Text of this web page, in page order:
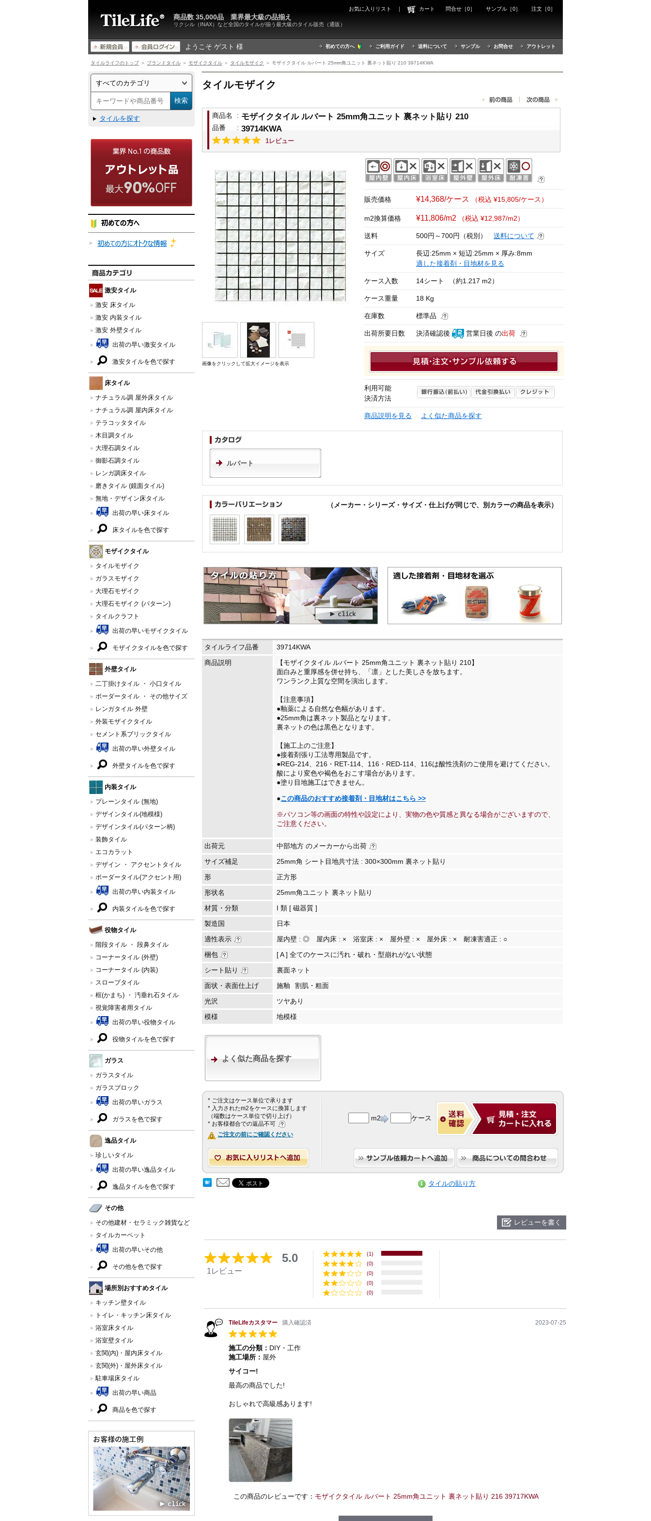
リクシル（INAX）など全国のタイルが揃う最大級のタイル販売（通販）
商品数 35,000品 業界最大級の品揃え
ようこそ ゲスト 様 初めての方へ ご利用ガイド 送料について サンプル お問合せ アウトレット
お気に入りリスト ｜ カート 問合せ［0］ サンプル［0］ 注文［0］
タイルライフのトップ＞ ブランドタイル ＞ モザイクタイル ＞ タイルモザイク ＞ モザイクタイル ルバート 25mm角ユニット 裏ネット貼り 210 39714KWA
タイルを探す
激安タイル
激安 床タイル
激安 内装タイル
激安 外壁タイル
出荷の早い激安タイル
激安タイルを色で探す
床タイル
ナチュラル調 屋外床タイル
ナチュラル調 屋内床タイル
テラコッタタイル
木目調タイル
大理石調タイル
御影石調タイル
レンガ調床タイル
磨きタイル (鏡面タイル)
無地・デザイン床タイル
出荷の早い床タイル
床タイルを色で探す
モザイクタイル
タイルモザイク
ガラスモザイク
大理石モザイク
大理石モザイク (パターン)
タイルクラフト
出荷の早いモザイクタイル
モザイクタイルを色で探す
外壁タイル
二丁掛けタイル ・ 小口タイル
ボーダータイル ・ その他サイズ
レンガタイル 外壁
外装モザイクタイル
セメント系ブリックタイル
出荷の早い外壁タイル
外壁タイルを色で探す
内装タイル
プレーンタイル (無地)
デザインタイル(地模様)
デザインタイル(パターン柄)
装飾タイル
エコカラット
デザイン ・ アクセントタイル
ボーダータイル(アクセント用)
出荷の早い内装タイル
内装タイルを色で探す
役物タイル
階段タイル ・ 段鼻タイル
コーナータイル (外壁)
コーナータイル (内装)
スロープタイル
框(かまち) ・ 汚垂れ石タイル
視覚障害者用タイル
出荷の早い役物タイル
役物タイルを色で探す
ガラス
ガラスタイル
ガラスブロック
出荷の早いガラス
ガラスを色で探す
逸品タイル
珍しいタイル
出荷の早い逸品タイル
逸品タイルを色で探す
その他
その他建材・セラミック雑貨など
タイルカーペット
出荷の早いその他
その他を色で探す
場所別おすすめタイル
キッチン壁タイル
トイレ・キッチン床タイル
浴室床タイル
浴室壁タイル
玄関(内)・屋内床タイル
玄関(外)・屋外床タイル
駐車場床タイル
出荷の早い商品
商品を色で探す
タイルモザイク
商品名 : モザイクタイル ルバート 25mm角ユニット 裏ネット貼り 210
品番 : 39714KWA
1レビュー
画像をクリックして拡大イメージを表示
販売価格 ¥14,368/ケース （税込 ¥15,805/ケース）
m2換算価格 ¥11,806/m2 （税込 ¥12,987/m2）
送料 500円～700円（税別） 送料について
サイズ
長辺:25mm × 短辺:25mm × 厚み:8mm
適した接着剤・目地材を見る
ケース入数 14シート （約1.217 m2）
ケース重量 18 Kg
在庫数 標準品
出荷所要日数 決済確認後 営業日後 の出荷
利用可能
決済方法
商品説明を見る よく似た商品を探す
ルバート
（メーカー・シリーズ・サイズ・仕上げが同じで、別カラーの商品を表示）
タイルライフ品番
39714KWA
商品説明
【モザイクタイル ルバート 25mm角ユニット 裏ネット貼り 210】
面白みと重厚感を併せ持ち、「凛」とした美しさを放ちます。
ワンランク上質な空間を演出します。
【注意事項】
●釉薬による自然な色幅があります。
●25mm角は裏ネット製品となります。
裏ネットの色は黒色となります。
【施工上のご注意】
●接着剤張り工法専用製品です。
●REG-214、216・RET-114、116・RED-114、116は酸性洗剤のご使用を避けてください。
酸により変色や褐色をおこす場合があります。
●塗り目地施工はできません。
●この商品のおすすめ接着剤・目地材はこちら >>
※パソコン等の画面の特性や設定により、実物の色や質感と異なる場合がございますので、
ご注意ください。
出荷元
中部地方 のメーカーから出荷
サイズ補足
25mm角 シート目地共寸法 : 300×300mm 裏ネット貼り
形
正方形
形状名
25mm角ユニット 裏ネット貼り
材質・分類
I 類 [ 磁器質 ]
製造国
日本
適性表示
屋内壁 : ◎ 屋内床 : × 浴室床 : × 屋外壁 : × 屋外床 : × 耐凍害適正 : ○
梱包
[ A ] 全てのケースに汚れ・破れ・型崩れがない状態
シート貼り
裏面ネット
面状・表面仕上げ
施釉
割肌・粗面
光沢
ツヤあり
模様
地模様
よく似た商品を探す
* ご注文はケース単位で承ります
* 入力されたm2をケースに換算します
（端数はケース単位で切り上げ）
* お客様都合での返品不可
ご注文の前にご確認ください
m2 ケース
タイルの貼り方
レビューを書く
5.0
1レビュー
(1)
(0)
(0)
(0)
(0)
TileLifeカスタマー 購入確認済 2023-07-25
施工の分類： DIY・工作
施工場所： 屋外
サイコー!
最高の商品でした!
おしゃれで高級感あります!
この商品のレビューです： モザイクタイル ルバート 25mm角ユニット 裏ネット貼り 216 39717KWA